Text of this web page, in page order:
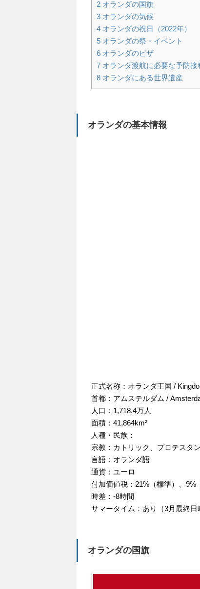
2 オランダの国旗
3 オランダの気候
4 オランダの祝日（2022年）
5 オランダの祭・イベント
6 オランダのビザ
7 オランダ渡航に必要な予防接
8 オランダにある世界遺産
オランダの基本情報
正式名称：オランダ王国 /
首都：アムステルダム /
人口：1,718.4万人
面積：41,864km²
人種・民族：
宗教：カトリック、プロテスタ
言語：オランダ語
通貨：ユーロ
付加価値税：21%（標準）、9%
時差：-8時間
サマータイム：あり（3月最終日
オランダの国旗